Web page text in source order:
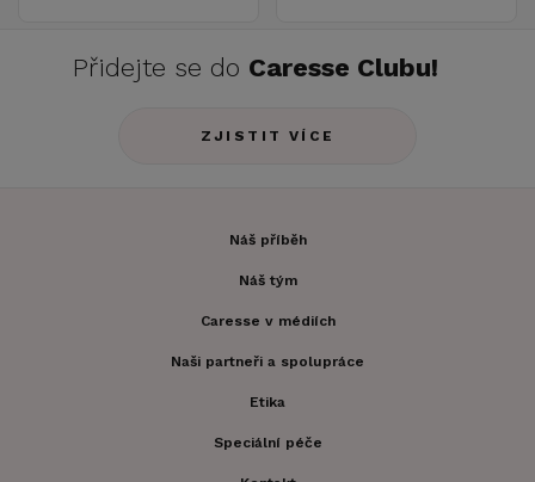
Přidejte se do Caresse Clubu!
ZJISTIT VÍCE
Náš příběh
Náš tým
Caresse v médiích
Naši partneři a spolupráce
Etika
Speciální péče